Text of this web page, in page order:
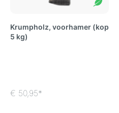
Krumpholz, voorhamer (kop
5 kg)
€ 50,95*